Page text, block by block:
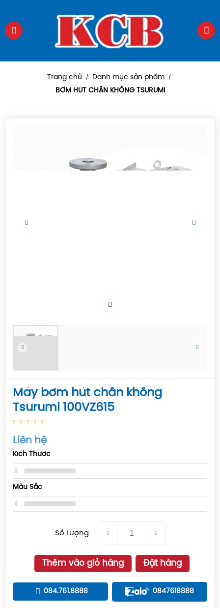
Trang chủ / Danh mục sản phẩm /
BƠM HÚT CHÂN KHÔNG TSURUMI
Máy bơm hút chân không
Tsurumi 100VZ615
Liên hệ
Kích Thước
Màu Sắc
Số Lượng
Thêm vào giỏ hàng Đặt hàng
084.761.8888 0847618888